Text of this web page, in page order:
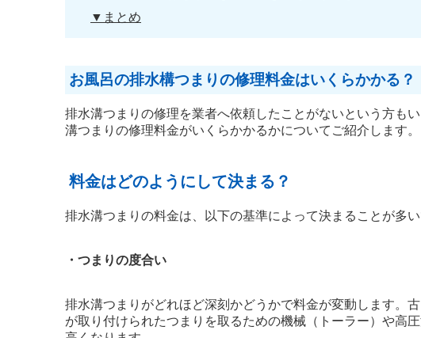
▼まとめ
お風呂の排水構つまりの修理料金はいくらかかる？
排水溝つまりの修理を業者へ依頼したことがないという方も
溝つまりの修理料金がいくらかかるかについてご紹介します。
料金はどのようにして決まる？
排水溝つまりの料金は、以下の基準によって決まることが多い
・つまりの度合い
排水溝つまりがどれほど深刻かどうかで料金が変動します。
が取り付けられたつまりを取るための機械（トーラー）や高